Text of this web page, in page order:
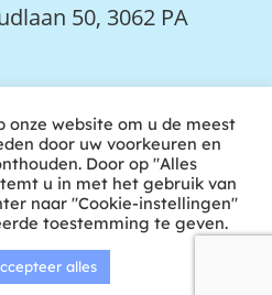
50, 3062 PA
actief op LinkedIn
door tweekoppig
onze website om u de meest
door uw voorkeuren en
Door op "Alles
u in met het gebruik van
naar "Cookie-instellingen"
toestemming te geven.
alles